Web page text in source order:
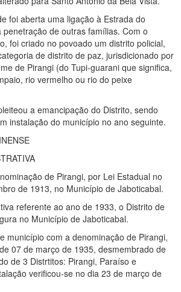
foi aberta uma ligação à Estrada do
de outras famílias. Com o
foi criado no povoado um distrito policial,
de distrito de paz, jurisdicionado por
de Pirangi (do Tupi-guarani que significa,
rio vermelho ou rio do peixe
a emancipação do Distrito, sendo
instalação do município no ano seguinte.
de Pirangi, por Lei Estadual no
de 1913, no Município de Jaboticabal.
referente ao ano de 1933, o Distrito de
no Município de Jaboticabal.
município com a denominação de Pirangi,
07 de março de 1935, desmembrado de
de 3 Distrtitos: Pirangi, Paraíso e
verificou-se no dia 23 de março de